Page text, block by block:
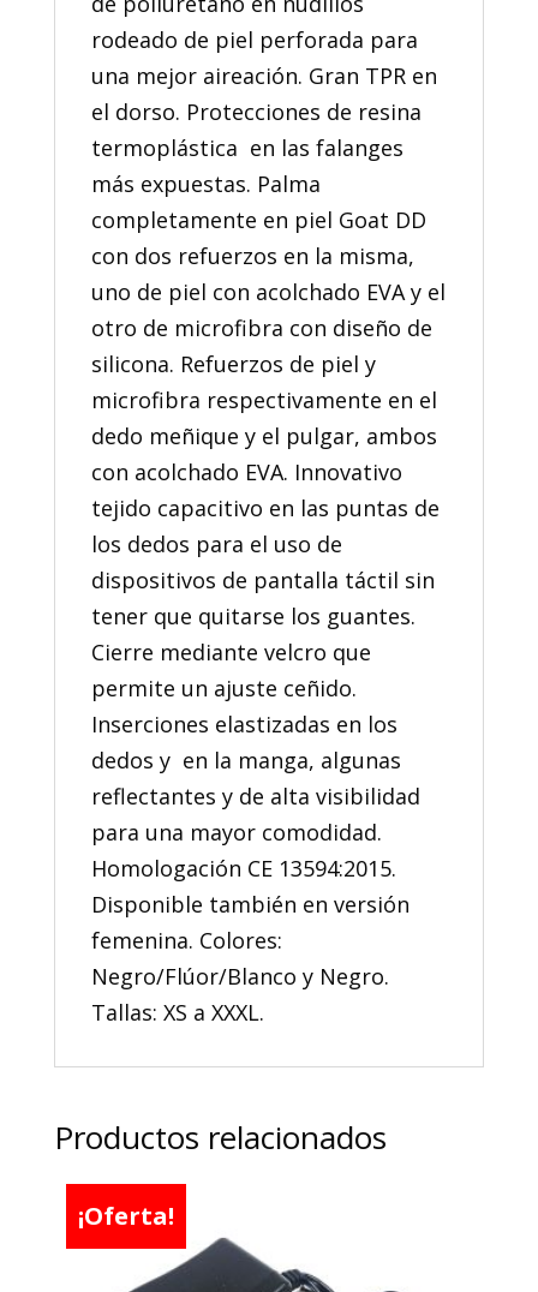
rodeado de piel perforada para
una mejor aireación. Gran TPR en
el dorso. Protecciones de resina
termoplástica en las falanges
más expuestas. Palma
completamente en piel Goat DD
con dos refuerzos en la misma,
uno de piel con acolchado EVA y el
otro de microfibra con diseño de
silicona. Refuerzos de piel y
microfibra respectivamente en el
dedo meñique y el pulgar, ambos
con acolchado EVA. Innovativo
tejido capacitivo en las puntas de
los dedos para el uso de
dispositivos de pantalla táctil sin
tener que quitarse los guantes.
Cierre mediante velcro que
permite un ajuste ceñido.
Inserciones elastizadas en los
dedos y en la manga, algunas
reflectantes y de alta visibilidad
para una mayor comodidad.
Homologación CE 13594:2015.
Disponible también en versión
femenina. Colores:
Negro/Flúor/Blanco y Negro.
Tallas: XS a XXXL.
Productos relacionados
¡Oferta!